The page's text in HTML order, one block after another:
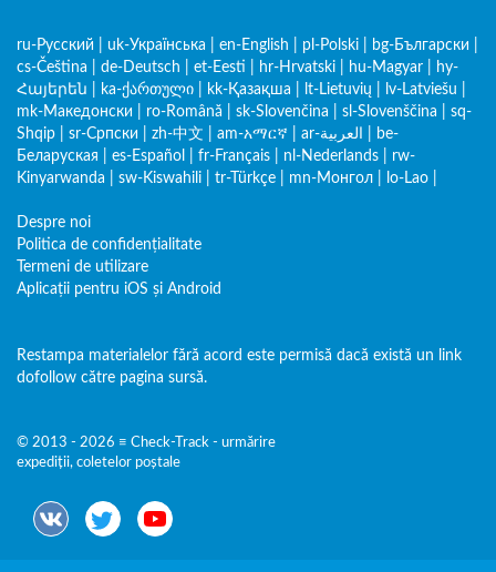
ru-Русский uk-Українська en-English pl-Polski bg-Български
cs-Čeština
de-Deutsch et-Eesti hr-Hrvatski hu-Magyar
hy-
Հայերեն
ka-ქართული kk-Қазақша lt-Lietuvių lv-Latviešu
mk-Македонски
ro-Română sk-Slovenčina sl-Slovenščina
sq-
Shqip
sr-Српски zh-中文 am-አማርኛ ar-العربية
be-
Беларуская
es-Español fr-Français nl-Nederlands
rw-
Kinyarwanda
sw-Kiswahili tr-Türkçe mn-Монгол lo-Lao
Despre noi
Politica de confidențialitate
Termeni de utilizare
Aplicații pentru iOS și Android
Restampa materialelor fără acord este permisă dacă există un link
dofollow către pagina sursă.
© 2013 - 2026 ≡ Check-Track - urmărire
expediții, coletelor poștale